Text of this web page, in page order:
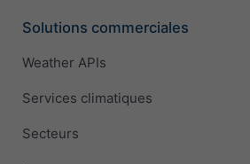
Solutions commerciales
Weather APIs
Services climatiques
Secteurs